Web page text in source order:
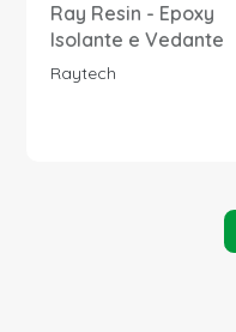
Ray Resin - Epoxy
Isolante e Vedante
Raytech